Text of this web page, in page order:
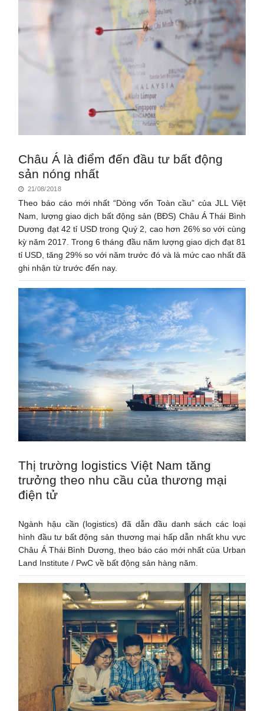
Châu Á là điểm đến đầu tư bất động
sản nóng nhất
21/08/2018
Theo báo cáo mới nhất “Dòng vốn Toàn cầu” của JLL Việt
Nam, lượng giao dịch bất động sản (BĐS) Châu Á Thái Bình
Dương đạt 42 tỉ USD trong Quý 2, cao hơn 26% so với cùng
kỳ năm 2017. Trong 6 tháng đầu năm lượng giao dịch đạt 81
tỉ USD, tăng 29% so với năm trước đó và là mức cao nhất đã
ghi nhận từ trước đến nay.
Thị trường logistics Việt Nam tăng
trưởng theo nhu cầu của thương mại
điện tử
Ngành hậu cần (logistics) đã dẫn đầu danh sách các loại
hình đầu tư bất động sản thương mại hấp dẫn nhất khu vực
Châu Á Thái Bình Dương, theo báo cáo mới nhất của Urban
Land Institute / PwC về bất động sản hàng năm.